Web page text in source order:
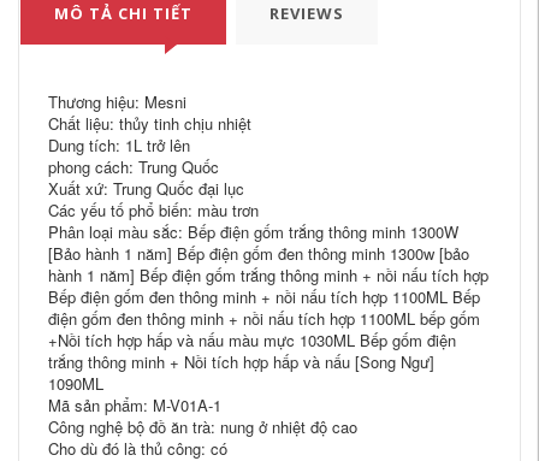
MÔ TẢ CHI TIẾT REVIEWS
Thương hiệu: Mesni
Chất liệu: thủy tinh chịu nhiệt
Dung tích: 1L trở lên
phong cách: Trung Quốc
Xuất xứ: Trung Quốc đại lục
Các yếu tố phổ biến: màu trơn
Phân loại màu sắc: Bếp điện gốm trắng thông minh 1300W
[Bảo hành 1 năm] Bếp điện gốm đen thông minh 1300w [bảo
hành 1 năm] Bếp điện gốm trắng thông minh + nồi nấu tích hợp
Bếp điện gốm đen thông minh + nồi nấu tích hợp 1100ML Bếp
điện gốm đen thông minh + nồi nấu tích hợp 1100ML bếp gốm
+Nồi tích hợp hấp và nấu màu mực 1030ML Bếp gốm điện
trắng thông minh + Nồi tích hợp hấp và nấu [Song Ngư]
1090ML
Mã sản phẩm: M-V01A-1
Công nghệ bộ đồ ăn trà: nung ở nhiệt độ cao
Cho dù đó là thủ công: có